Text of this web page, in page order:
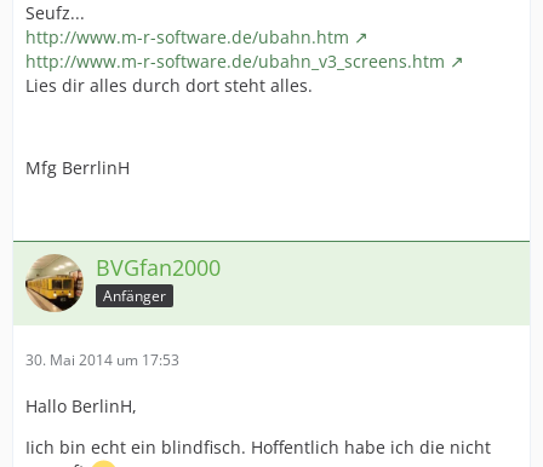
Seufz...
http://www.m-r-software.de/ubahn.htm
http://www.m-r-software.de/ubahn_v3_screens.htm
Lies dir alles durch dort steht alles.
Mfg BerrlinH
BVGfan2000
Anfänger
30. Mai 2014 um 17:53
Hallo BerlinH,
Iich bin echt ein blindfisch. Hoffentlich habe ich die nicht